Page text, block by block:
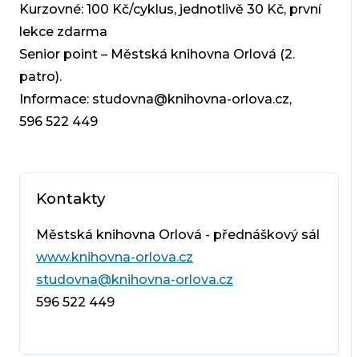
Kurzovné: 100 Kč/cyklus, jednotlivě 30 Kč, první
lekce zdarma
Senior point – Městská knihovna Orlová (2.
patro).
Informace: studovna@knihovna-orlova.cz,
596 522 449
Kontakty
Městská knihovna Orlová - přednáškový sál
www.knihovna-orlova.cz
studovna@knihovna-orlova.cz
596 522 449